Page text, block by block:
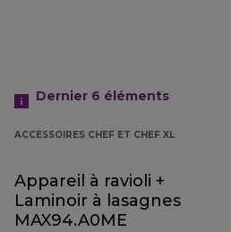
Dernier 6 éléments
ACCESSOIRES CHEF ET CHEF XL
Appareil à ravioli +
Laminoir à lasagnes
MAX94.A0ME